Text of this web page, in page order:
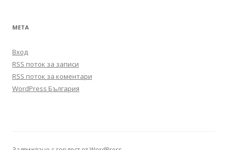
МЕТА
Вход
RSS поток за записи
RSS поток за коментари
WordPress България